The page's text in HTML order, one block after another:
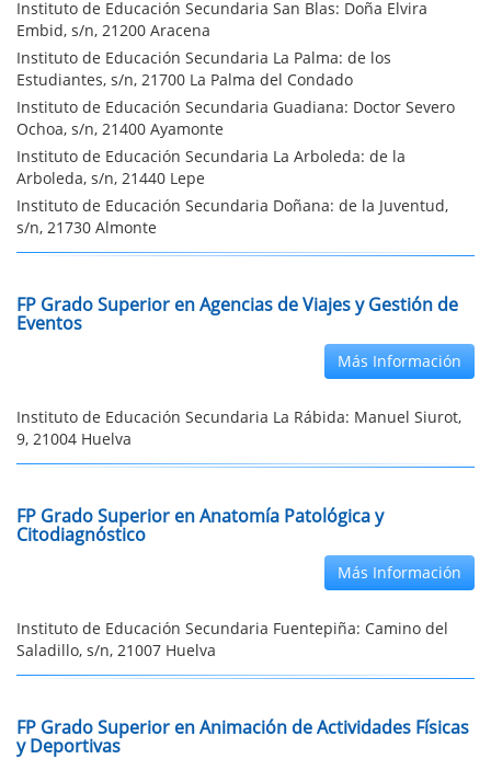
Instituto de Educación Secundaria San Blas: Doña Elvira
Embid, s/n, 21200 Aracena
Instituto de Educación Secundaria La Palma: de los
Estudiantes, s/n, 21700 La Palma del Condado
Instituto de Educación Secundaria Guadiana: Doctor Severo
Ochoa, s/n, 21400 Ayamonte
Instituto de Educación Secundaria La Arboleda: de la
Arboleda, s/n, 21440 Lepe
Instituto de Educación Secundaria Doñana: de la Juventud,
s/n, 21730 Almonte
FP Grado Superior en Agencias de Viajes y Gestión de
Eventos
Más Información
Instituto de Educación Secundaria La Rábida: Manuel Siurot,
9, 21004 Huelva
FP Grado Superior en Anatomía Patológica y
Citodiagnóstico
Más Información
Instituto de Educación Secundaria Fuentepiña: Camino del
Saladillo, s/n, 21007 Huelva
FP Grado Superior en Animación de Actividades Físicas
y Deportivas